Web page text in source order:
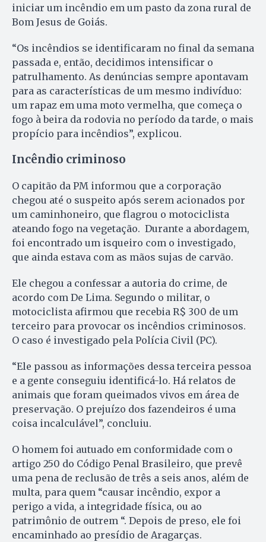
iniciar um incêndio em um pasto da zona rural de
Bom Jesus de Goiás.
“Os incêndios se identificaram no final da semana
passada e, então, decidimos intensificar o
patrulhamento. As denúncias sempre apontavam
para as características de um mesmo indivíduo:
um rapaz em uma moto vermelha, que começa o
fogo à beira da rodovia no período da tarde, o mais
propício para incêndios”, explicou.
Incêndio criminoso
O capitão da PM informou que a corporação
chegou até o suspeito após serem acionados por
um caminhoneiro, que flagrou o motociclista
ateando fogo na vegetação. Durante a abordagem,
foi encontrado um isqueiro com o investigado,
que ainda estava com as mãos sujas de carvão.
Ele chegou a confessar a autoria do crime, de
acordo com De Lima. Segundo o militar, o
motociclista afirmou que recebia R$ 300 de um
terceiro para provocar os incêndios criminosos.
O caso é investigado pela Polícia Civil (PC).
“Ele passou as informações dessa terceira pessoa
e a gente conseguiu identificá-lo. Há relatos de
animais que foram queimados vivos em área de
preservação. O prejuízo dos fazendeiros é uma
coisa incalculável”, concluiu.
O homem foi autuado em conformidade com o
artigo 250 do Código Penal Brasileiro, que prevê
uma pena de reclusão de três a seis anos, além de
multa, para quem “causar incêndio, expor a
perigo a vida, a integridade física, ou ao
patrimônio de outrem “. Depois de preso, ele foi
encaminhado ao presídio de Aragarças.